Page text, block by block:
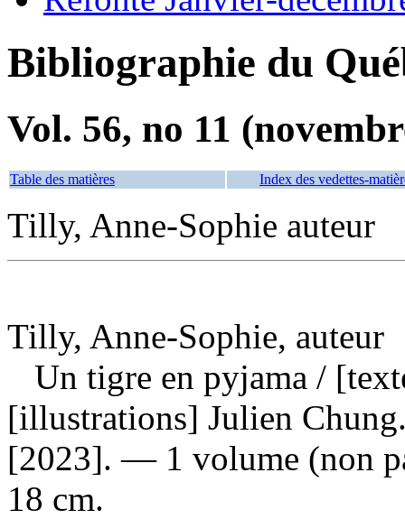
Bibliographie du
Vol. 56, no 11
Table des matières Index des vedettes-
Tilly, Anne-Sophie auteur
Tilly, Anne-Sophie, auteur
Un tigre en pyjama /
[illustrations] Julien
[2023]. — 1 volume (non
18 cm.